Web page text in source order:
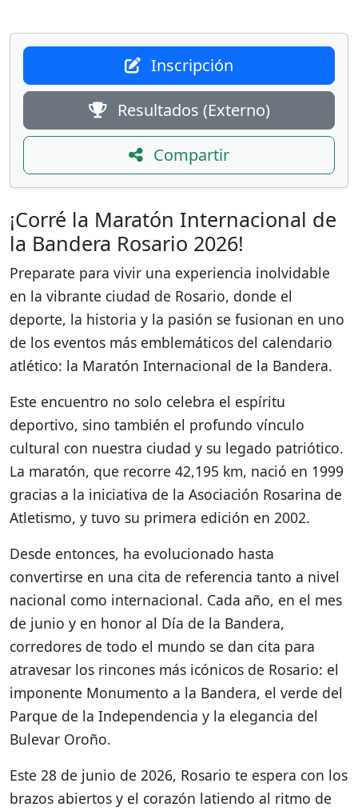
Inscripción
Resultados (Externo)
Compartir
¡Corré la Maratón Internacional de
la Bandera Rosario 2026!
Preparate para vivir una experiencia inolvidable
en la vibrante ciudad de Rosario, donde el
deporte, la historia y la pasión se fusionan en uno
de los eventos más emblemáticos del calendario
atlético: la Maratón Internacional de la Bandera.
Este encuentro no solo celebra el espíritu
deportivo, sino también el profundo vínculo
cultural con nuestra ciudad y su legado patriótico.
La maratón, que recorre 42,195 km, nació en 1999
gracias a la iniciativa de la Asociación Rosarina de
Atletismo, y tuvo su primera edición en 2002.
Desde entonces, ha evolucionado hasta
convertirse en una cita de referencia tanto a nivel
nacional como internacional. Cada año, en el mes
de junio y en honor al Día de la Bandera,
corredores de todo el mundo se dan cita para
atravesar los rincones más icónicos de Rosario: el
imponente Monumento a la Bandera, el verde del
Parque de la Independencia y la elegancia del
Bulevar Oroño.
Este 28 de junio de 2026, Rosario te espera con los
brazos abiertos y el corazón latiendo al ritmo de